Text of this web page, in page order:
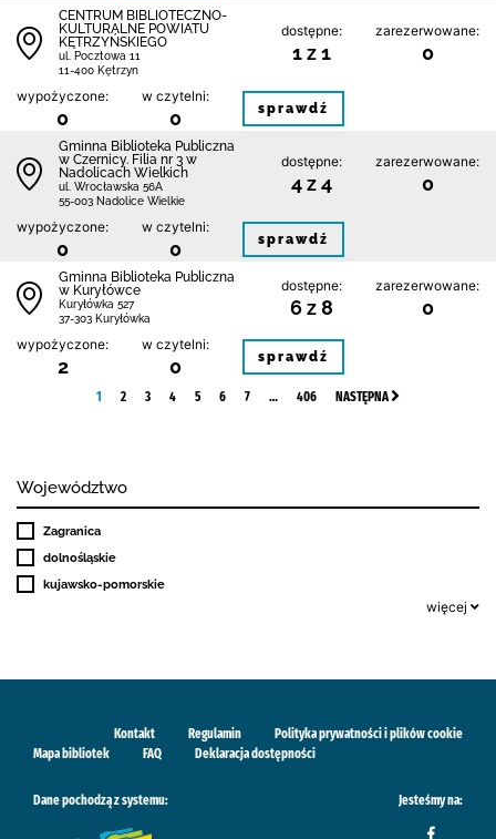
CENTRUM BIBLIOTECZNO-
KULTURALNE POWIATU
KĘTRZYŃSKIEGO
ul. Pocztowa 11
11-400 Kętrzyn
dostępne:
1 z 1
zarezerwowane:
0
wypożyczone:
0
w czytelni:
0 sprawdź
Gminna Biblioteka Publiczna
w Czernicy. Filia nr 3 w
Nadolicach Wielkich
ul. Wrocławska 56A
55-003 Nadolice Wielkie
dostępne:
4 z 4
zarezerwowane:
0
wypożyczone:
0
w czytelni:
0 sprawdź
Gminna Biblioteka Publiczna
w Kuryłówce
Kuryłówka 527
37-303 Kuryłówka
dostępne:
6 z 8
zarezerwowane:
0
wypożyczone:
2
w czytelni:
0 sprawdź
1 2 3 4 5 6 7 … 406 NASTĘPNA
Województwo
Zagranica
dolnośląskie
kujawsko-pomorskie
więcej
Kontakt Regulamin
Polityka prywatności i plików cookie
Mapa bibliotek
FAQ Deklaracja dostępności
Dane pochodzą z systemu: Jesteśmy na: